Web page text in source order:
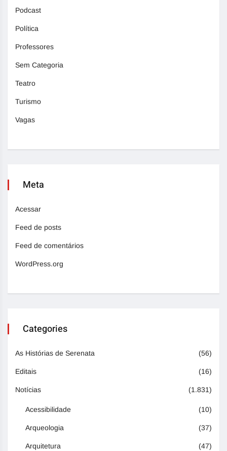
Podcast
Política
Professores
Sem Categoria
Teatro
Turismo
Vagas
Meta
Acessar
Feed de posts
Feed de comentários
WordPress.org
Categories
As Histórias de Serenata (56)
Editais (16)
Notícias (1.831)
Acessibilidade (10)
Arqueologia (37)
Arquitetura (47)